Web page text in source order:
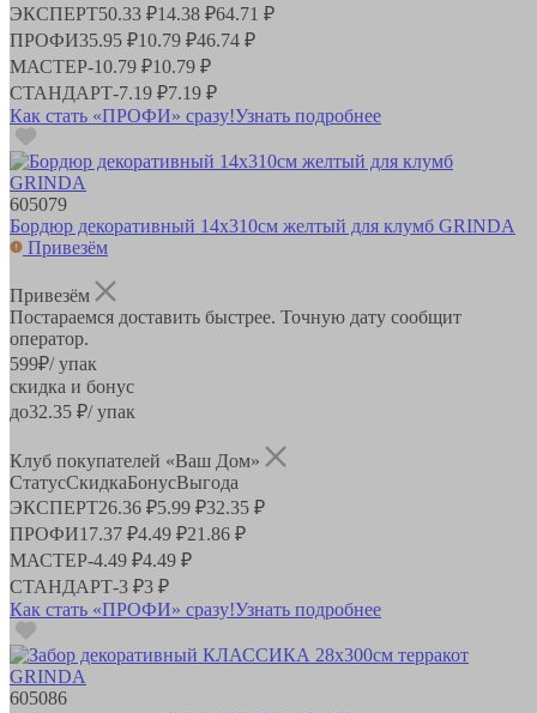
ЭКСПЕРТ50.33 ₽14.38 ₽64.71 ₽
ПРОФИ35.95 ₽10.79 ₽46.74 ₽
МАСТЕР-10.79 ₽10.79 ₽
СТАНДАРТ-7.19 ₽7.19 ₽
Как стать «ПРОФИ» сразу!Узнать подробнее
605079
Бордюр декоративный 14х310см желтый для клумб GRINDA
Привезём
Привезём
Постараемся доставить быстрее. Точную дату сообщит
оператор.
599₽/ упак
скидка и бонус
до32.35 ₽/ упак
Клуб покупателей «Ваш Дом»
СтатусСкидкаБонусВыгода
ЭКСПЕРТ26.36 ₽5.99 ₽32.35 ₽
ПРОФИ17.37 ₽4.49 ₽21.86 ₽
МАСТЕР-4.49 ₽4.49 ₽
СТАНДАРТ-3 ₽3 ₽
Как стать «ПРОФИ» сразу!Узнать подробнее
605086